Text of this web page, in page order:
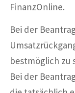
FinanzOnline.
Bei der
bestmöglich zu
Bei der